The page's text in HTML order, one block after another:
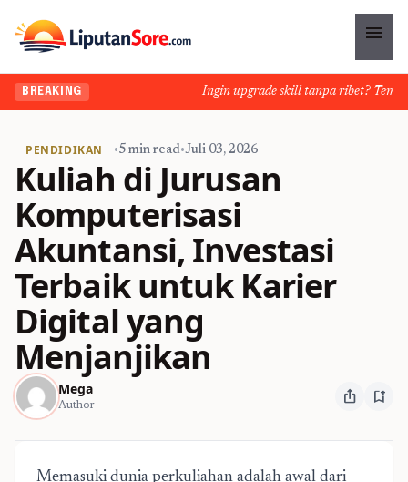
menu
BREAKING Ingin upgrade skill tanpa ribet?
PENDIDIKAN •5 min read•Juli 03, 2026
Kuliah di Jurusan
Komputerisasi
Akuntansi, Investasi
Terbaik untuk Karier
Digital yang
Menjanjikan
Mega
Author ios_share bookmark_add
Memasuki dunia perkuliahan adalah awal dari